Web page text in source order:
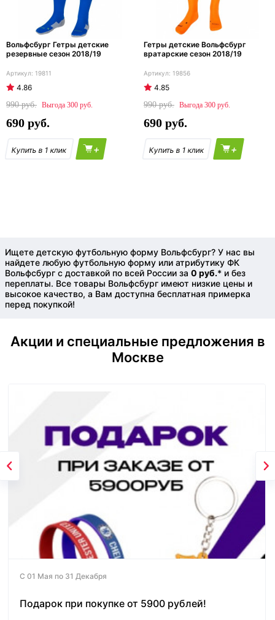
Вольфсбург Гетры детские
резервные сезон 2018/19
19811
4.86
990
300
690
+
Гетры детские Вольфсбург
вратарские сезон 2018/19
19856
4.85
990
300
690
+
Ищете детскую футбольную форму Вольфсбург? У нас вы
найдете любую футбольную форму или атрибутику ФК
Вольфсбург с доставкой по всей России за 0 руб.* и без
переплаты. Все товары Вольфсбург имеют низкие цены и
высокое качество, а Вам доступна бесплатная примерка
перед покупкой!
Акции и специальные предложения в
Москве
С 01 Мая по 31 Декабря
Подарок при покупке от 5900 рублей!